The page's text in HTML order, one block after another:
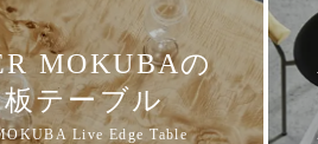
MOKUBAの
テーブル